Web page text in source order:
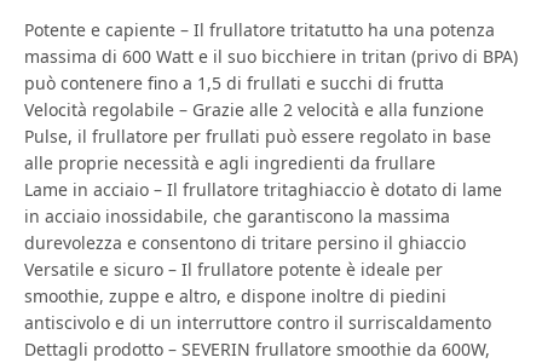
Potente e capiente – Il frullatore tritatutto ha una potenza
massima di 600 Watt e il suo bicchiere in tritan (privo di BPA)
può contenere fino a 1,5 di frullati e succhi di frutta
Velocità regolabile – Grazie alle 2 velocità e alla funzione
Pulse, il frullatore per frullati può essere regolato in base
alle proprie necessità e agli ingredienti da frullare
Lame in acciaio – Il frullatore tritaghiaccio è dotato di lame
in acciaio inossidabile, che garantiscono la massima
durevolezza e consentono di tritare persino il ghiaccio
Versatile e sicuro – Il frullatore potente è ideale per
smoothie, zuppe e altro, e dispone inoltre di piedini
antiscivolo e di un interruttore contro il surriscaldamento
Dettagli prodotto – SEVERIN frullatore smoothie da 600W,